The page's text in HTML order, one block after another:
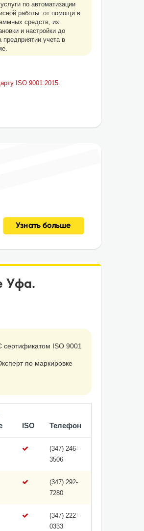
по автоматизации
работы: от помощи в
средств, их
и настройки до
предприятии учета в
ISO 9001:2015.
Уфа.
сертификатом ISO 9001
по маркировке
ISO Телефон
(347) 246-
3506
(347) 292-
7280
(347) 222-
0333